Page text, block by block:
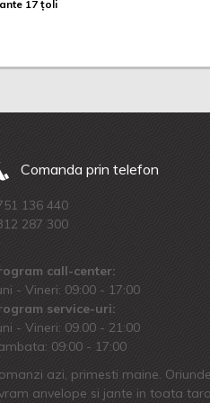
17 țoli
Comanda prin telefon
136 440
287 300
call-center:
- Vineri: 09:00 - 17:00
service-uri:
- Vineri: 09.00 - 21:00
09:00 - 17:00
azi, primesti maine.
anvelope si jante in toata tara